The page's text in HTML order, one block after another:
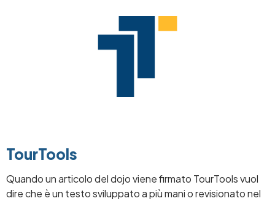
TourTools
Quando un articolo del dojo viene firmato TourTools vuol
dire che è un testo sviluppato a più mani o revisionato nel